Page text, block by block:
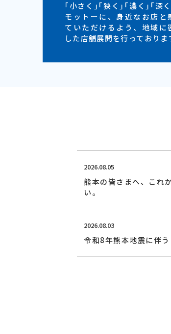
｢小さく｣｢狭く｣｢濃く｣｢深
モットーに、身近なお店と
ていただけるよう、地域に
した店舗展開を行っておりま
2026.08.05
熊本の皆さまへ、これ
い。
2026.08.03
令和8年熊本地震に伴